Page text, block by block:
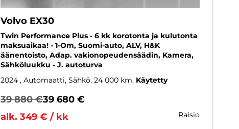
Volvo EX30
Twin Performance Plus - 6 kk korotonta ja kulutonta
maksuaikaa! - 1-Om, Suomi-auto, ALV, H&K
äänentoisto, Adap. vakionopeudensäädin, Kamera,
Sähköluukku - J. autoturva
2024 , Automaatti, Sähkö, 24 000 km Käytetty
39 880 €39 680 €
alk. 349 € / kk
raisio